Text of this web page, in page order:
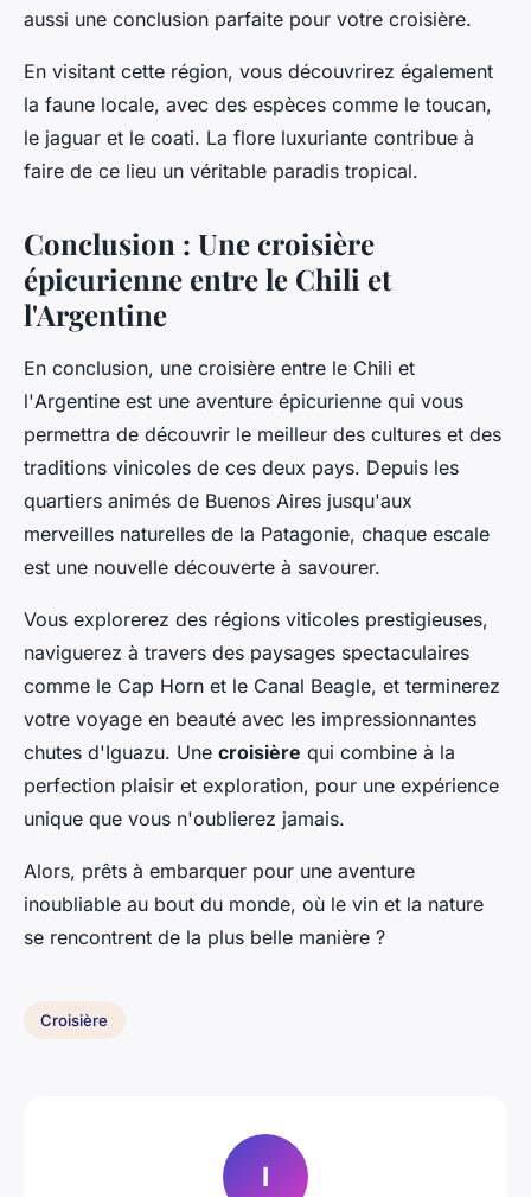
aussi une conclusion parfaite pour votre croisière.
En visitant cette région, vous découvrirez également
la faune locale, avec des espèces comme le toucan,
le jaguar et le coati. La flore luxuriante contribue à
faire de ce lieu un véritable paradis tropical.
Conclusion : Une croisière
épicurienne entre le Chili et
l'Argentine
En conclusion, une croisière entre le Chili et
l'Argentine est une aventure épicurienne qui vous
permettra de découvrir le meilleur des cultures et des
traditions vinicoles de ces deux pays. Depuis les
quartiers animés de Buenos Aires jusqu'aux
merveilles naturelles de la Patagonie, chaque escale
est une nouvelle découverte à savourer.
Vous explorerez des régions viticoles prestigieuses,
naviguerez à travers des paysages spectaculaires
comme le Cap Horn et le Canal Beagle, et terminerez
votre voyage en beauté avec les impressionnantes
chutes d'Iguazu. Une croisière qui combine à la
perfection plaisir et exploration, pour une expérience
unique que vous n'oublierez jamais.
Alors, prêts à embarquer pour une aventure
inoubliable au bout du monde, où le vin et la nature
se rencontrent de la plus belle manière ?
Croisière
I